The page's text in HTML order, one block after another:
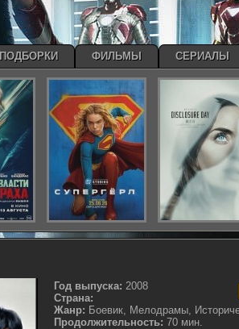
Год выпуска: 2008
Страна:
Жанр: Боевик, Мелодрамы,
Продолжительность: 70 мин.
ПОДБОРКИ ФИЛЬМЫ СЕРИАЛЫ